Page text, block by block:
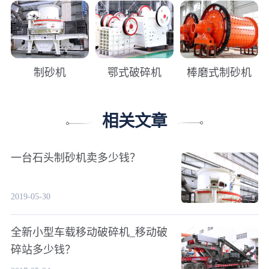
制砂机 鄂式破碎机 棒磨式制砂机
相关文章
一台石头制砂机卖多少钱？
2019-05-30
全新小型车载移动破碎机_移动破
碎站多少钱？